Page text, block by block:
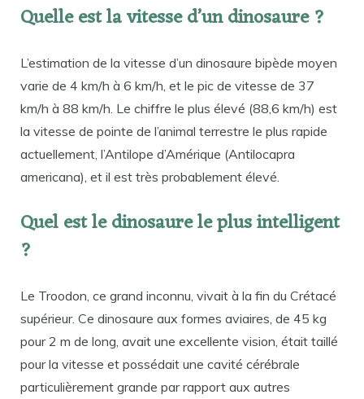
Quelle est la vitesse d’un dinosaure ?
L’estimation de la vitesse d’un dinosaure bipède moyen
varie de 4 km/h à 6 km/h, et le pic de vitesse de 37
km/h à 88 km/h. Le chiffre le plus élevé (88,6 km/h) est
la vitesse de pointe de l’animal terrestre le plus rapide
actuellement, l’Antilope d’Amérique (Antilocapra
americana), et il est très probablement élevé.
Quel est le dinosaure le plus intelligent
?
Le Troodon, ce grand inconnu, vivait à la fin du Crétacé
supérieur. Ce dinosaure aux formes aviaires, de 45 kg
pour 2 m de long, avait une excellente vision, était taillé
pour la vitesse et possédait une cavité cérébrale
particulièrement grande par rapport aux autres